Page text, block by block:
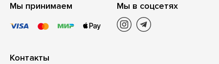
Мы принимаем Мы в соцсетях
Контакты